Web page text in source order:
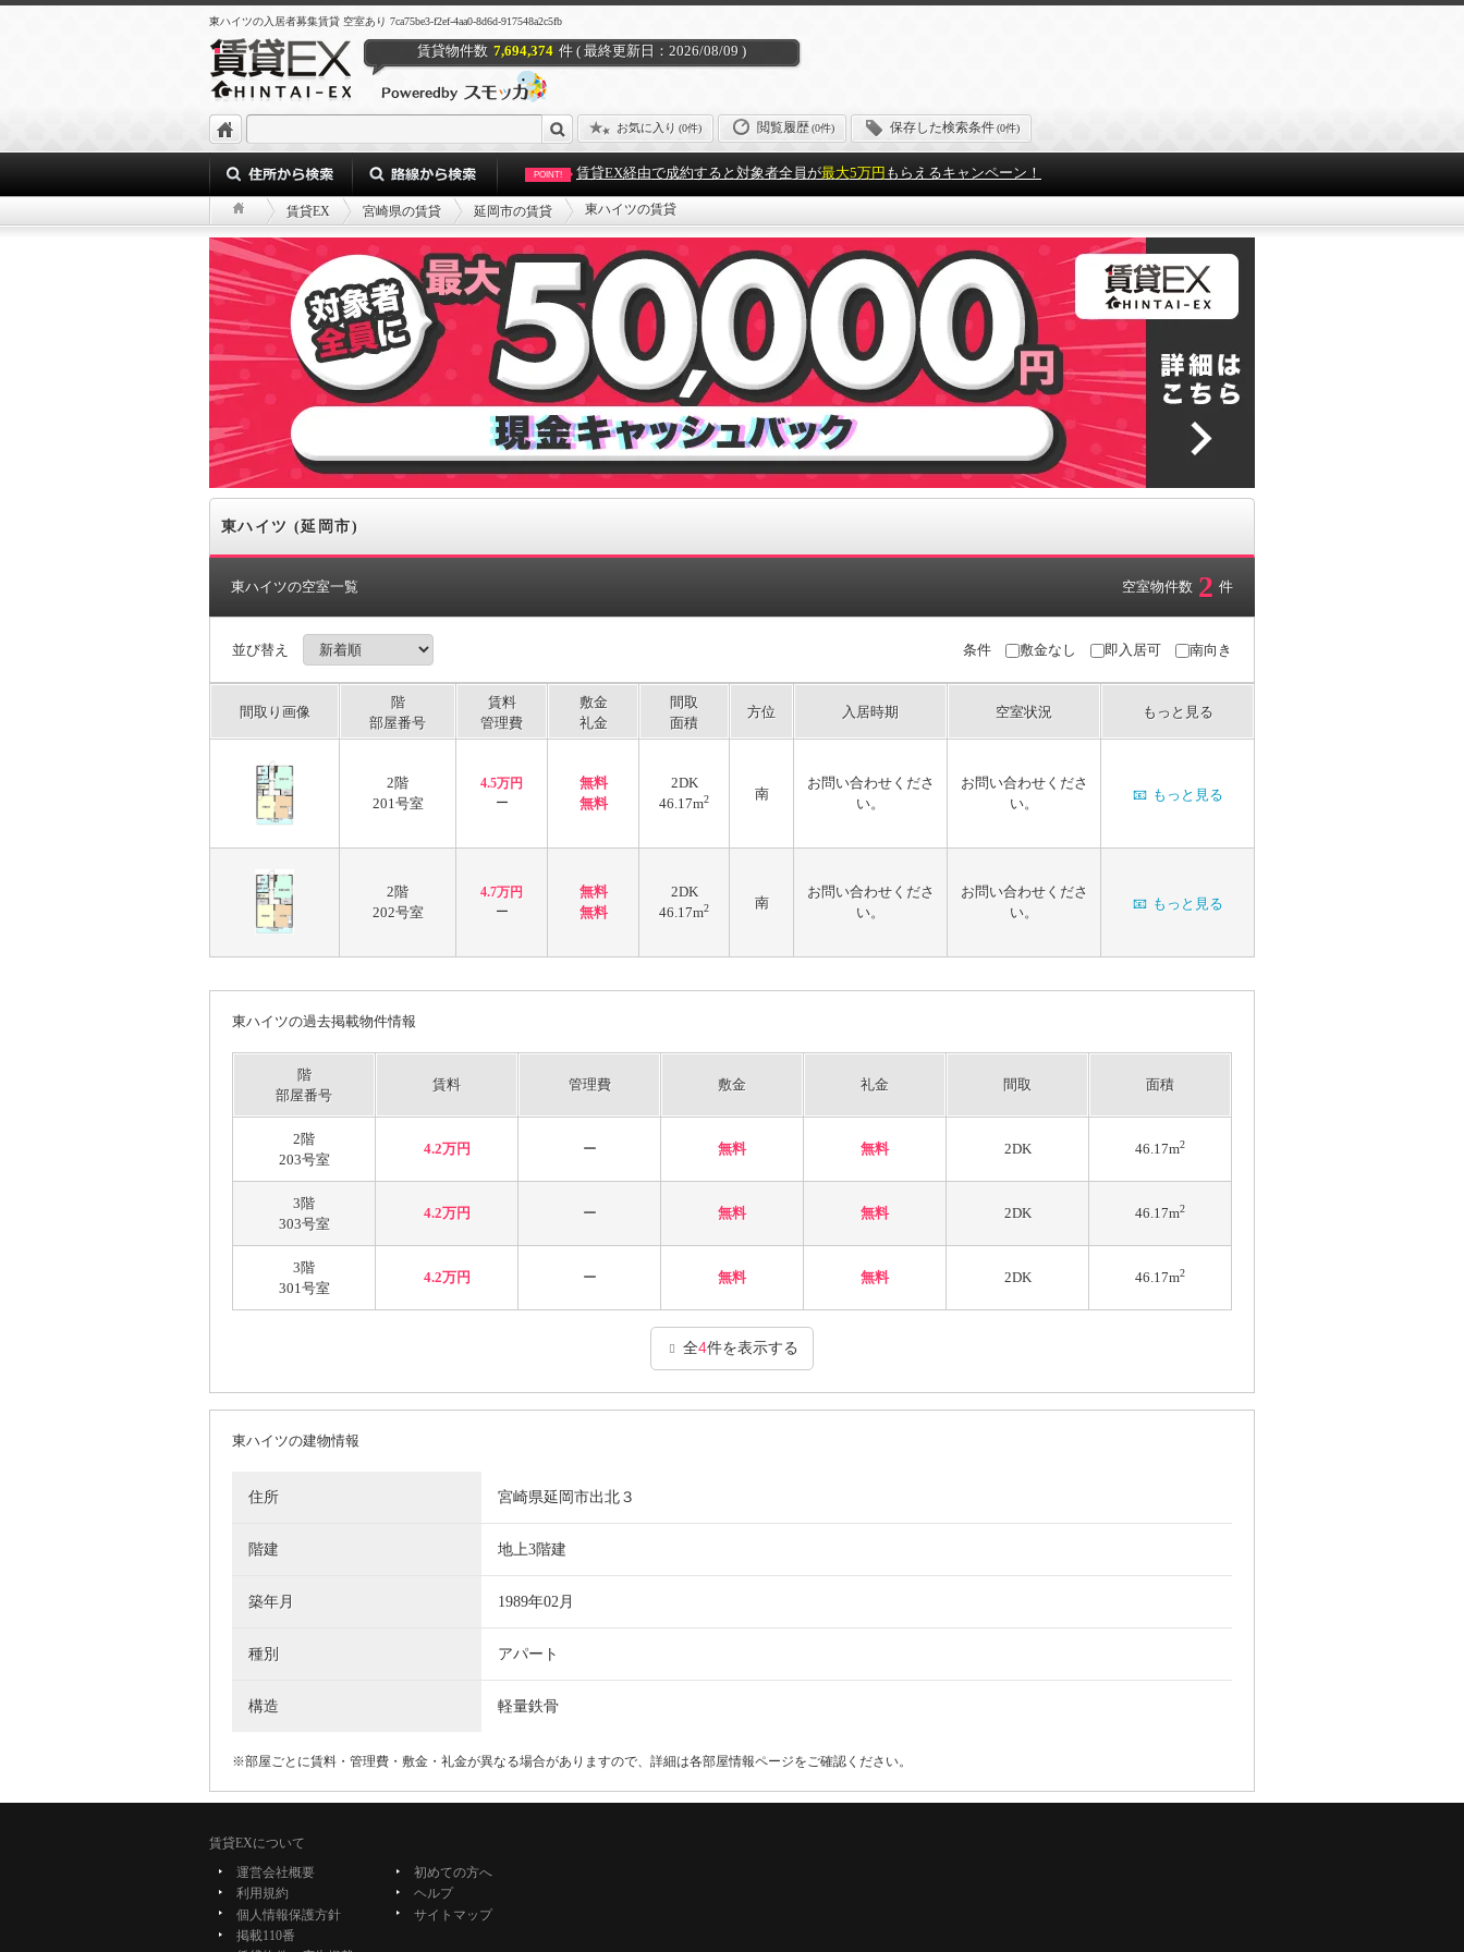
東ハイツの入居者募集賃貸 空室あり 7ca75be3-f2ef-4aa0-8d6d-917548a2c5fb
賃貸物件数 7,694,374 件 ( 最終更新日：2026/08/09 )
お気に入り (0件) 閲覧履歴(0件) 保存した検索条件(0件)
POINT! 賃貸EX経由で成約すると対象者全員が最大5万円 もらえるキャンペーン！
賃貸EX 宮崎県の賃貸 延岡市の賃貸 東ハイツの賃貸
東ハイツ (延岡市)
東ハイツの空室一覧 空室物件数 2 件
並び替え 条件 敷金なし 即入居可 南向き
間取り画像
階
部屋番号
賃料
管理費
敷金
礼金
間取
面積
方位 入居時期 空室状況 もっと見る
2階
201号室
4.5万円
ー
無料
無料
2DK
46.17m2 南
お問い合わせくださ
い。
お問い合わせくださ
い。
📧 もっと見る
2階
202号室
4.7万円
ー
無料
無料
2DK
46.17m2 南
お問い合わせくださ
い。
お問い合わせくださ
い。
📧 もっと見る
東ハイツの過去掲載物件情報
階
部屋番号
賃料 管理費 敷金 礼金 間取 面積
2階
203号室
4.2万円 ー 無料 無料 2DK 46.17m2
3階
303号室
4.2万円 ー 無料 無料 2DK 46.17m2
3階
301号室
4.2万円 ー 無料 無料 2DK 46.17m2
全4件を表示する
東ハイツの建物情報
住所 宮崎県延岡市出北３
階建 地上3階建
築年月 1989年02月
種別 アパート
構造 軽量鉄骨
※部屋ごとに賃料・管理費・敷金・礼金が異なる場合がありますので、詳細は各部屋情報ページをご確認ください。
賃貸EXについて
運営会社概要
利用規約
個人情報保護方針
掲載110番
初めての方へ
ヘルプ
サイトマップ